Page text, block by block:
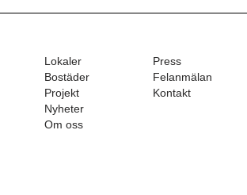
Lokaler
Bostäder
Projekt
Nyheter
Om oss
Press
Felanmälan
Kontakt